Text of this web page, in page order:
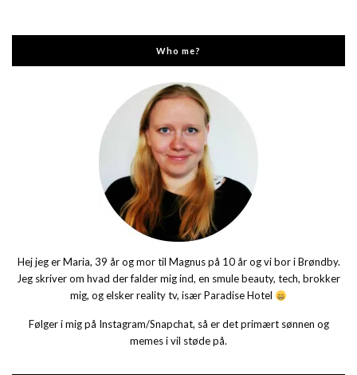
Who me?
Hej jeg er Maria, 39 år og mor til Magnus på 10 år og vi bor i Brøndby.
Jeg skriver om hvad der falder mig ind, en smule beauty, tech, brokker
mig, og elsker reality tv, især Paradise Hotel
Følger i mig på Instagram/Snapchat, så er det primært sønnen og
memes i vil støde på.